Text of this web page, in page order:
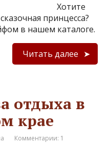
Хотите
принцесса?
в нашем каталоге.
Читать далее
отдыха в
крае
Комментарии: 1